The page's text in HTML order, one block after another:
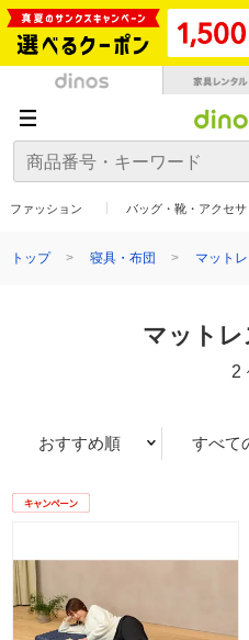
ファッション バッグ・靴・アクセサ
トップ 寝具・布団 マット
マット
2
おすすめ順 すべて